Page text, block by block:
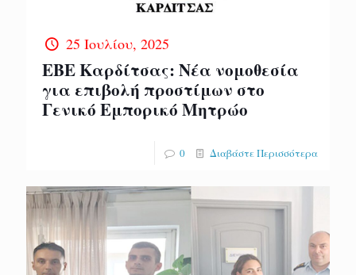
25 Ιουλίου, 2025
ΕΒΕ Καρδίτσας: Νέα νομοθεσία
για επιβολή προστίμων στο
Γενικό Εμπορικό Μητρώο
0 Διαβάστε Περισσότερα